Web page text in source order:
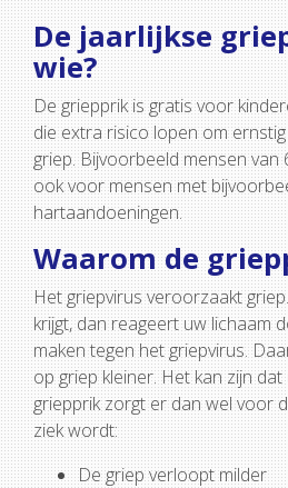
De jaarlijkse
wie?
De griepprik is gratis voor
die extra risico lopen om
griep. Bijvoorbeeld mensen
ook voor mensen met
hartaandoeningen.
Waarom de
Het griepvirus veroorzaakt
krijgt, dan reageert uw lichaam
maken tegen het griepvirus.
op griep kleiner. Het kan zijn
griepprik zorgt er dan wel voor
ziek wordt:
De griep verloopt milder